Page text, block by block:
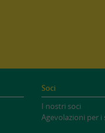
Soci
I nostri soci
Agevolazioni per i